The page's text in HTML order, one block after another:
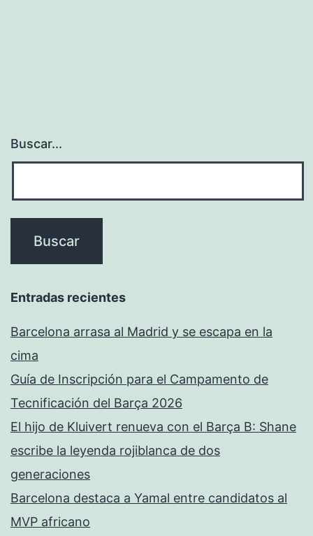
Buscar...
Entradas recientes
Barcelona arrasa al Madrid y se escapa en la
cima
Guía de Inscripción para el Campamento de
Tecnificación del Barça 2026
El hijo de Kluivert renueva con el Barça B: Shane
escribe la leyenda rojiblanca de dos
generaciones
Barcelona destaca a Yamal entre candidatos al
MVP africano